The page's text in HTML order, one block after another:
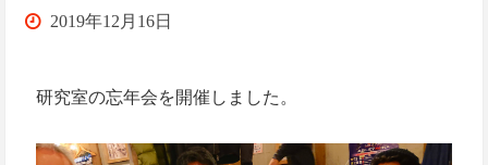
2019年12月16日
研究室の忘年会を開催しました。